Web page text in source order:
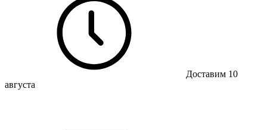
Доставим 10
августа